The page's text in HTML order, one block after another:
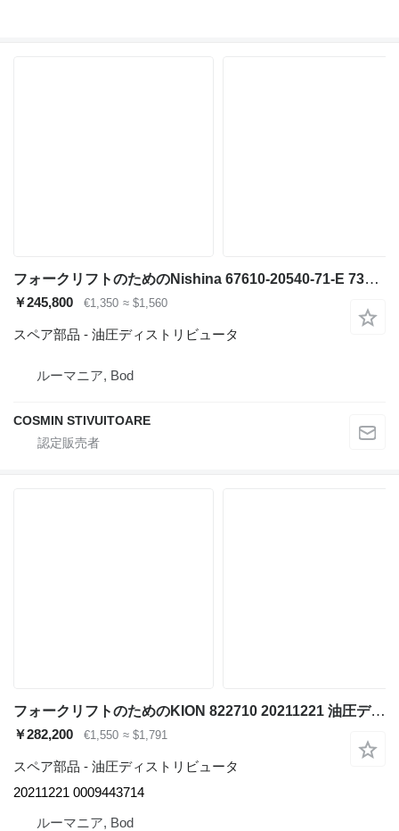
フォークリフトのためのNishina 67610-20540-71-E 730382 油圧ディストリビュータ
￥245,800 €1,350 ≈ $1,560
スペア部品 - 油圧ディストリビュータ
ルーマニア, Bod
COSMIN STIVUITOARE
フォークリフトのためのKION 822710 20211221 油圧ディストリビュータ
￥282,200 €1,550 ≈ $1,791
スペア部品 - 油圧ディストリビュータ
20211221 0009443714
ルーマニア, Bod